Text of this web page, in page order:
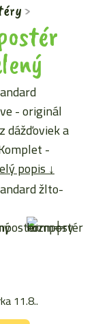
- originál
dážďoviek a
-
popis ↓
11.8..